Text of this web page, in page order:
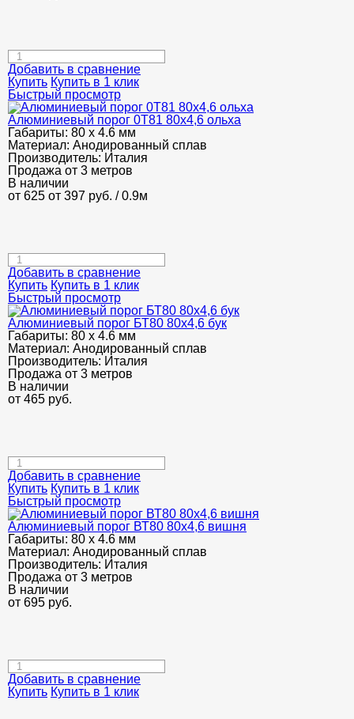
Добавить в сравнение
Купить Купить в 1 клик
Быстрый просмотр
Алюминиевый порог 0Т81 80х4,6 ольха
Габариты: 80 х 4.6 мм
Материал: Анодированный сплав
Производитель: Италия
Продажа от 3 метров
В наличии
от 625 от 397 руб. / 0.9м
Добавить в сравнение
Купить Купить в 1 клик
Быстрый просмотр
Алюминиевый порог БТ80 80х4,6 бук
Габариты: 80 х 4.6 мм
Материал: Анодированный сплав
Производитель: Италия
Продажа от 3 метров
В наличии
от 465 руб.
Добавить в сравнение
Купить Купить в 1 клик
Быстрый просмотр
Алюминиевый порог ВТ80 80х4,6 вишня
Габариты: 80 х 4.6 мм
Материал: Анодированный сплав
Производитель: Италия
Продажа от 3 метров
В наличии
от 695 руб.
Добавить в сравнение
Купить Купить в 1 клик